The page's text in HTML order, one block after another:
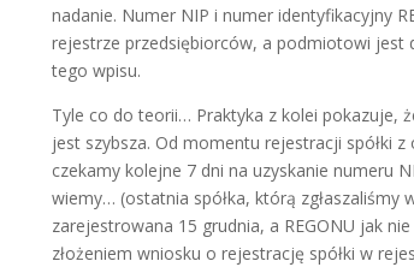
nadanie. Numer NIP i numer identyfikacyjny
rejestrze przedsiębiorców, a podmiotowi jest
tego wpisu.
Tyle co do teorii… Praktyka z kolei pokazuje,
jest szybsza. Od momentu rejestracji spółki
czekamy kolejne 7 dni na uzyskanie numeru
wiemy… (ostatnia spółka, którą zgłaszaliśmy
zarejestrowana 15 grudnia, a REGONU jak
złożeniem wniosku o rejestrację spółki w